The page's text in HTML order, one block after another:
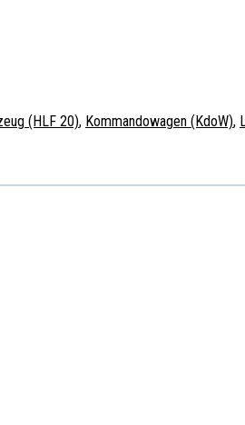
(HLF 20), Kommandowagen (KdoW),